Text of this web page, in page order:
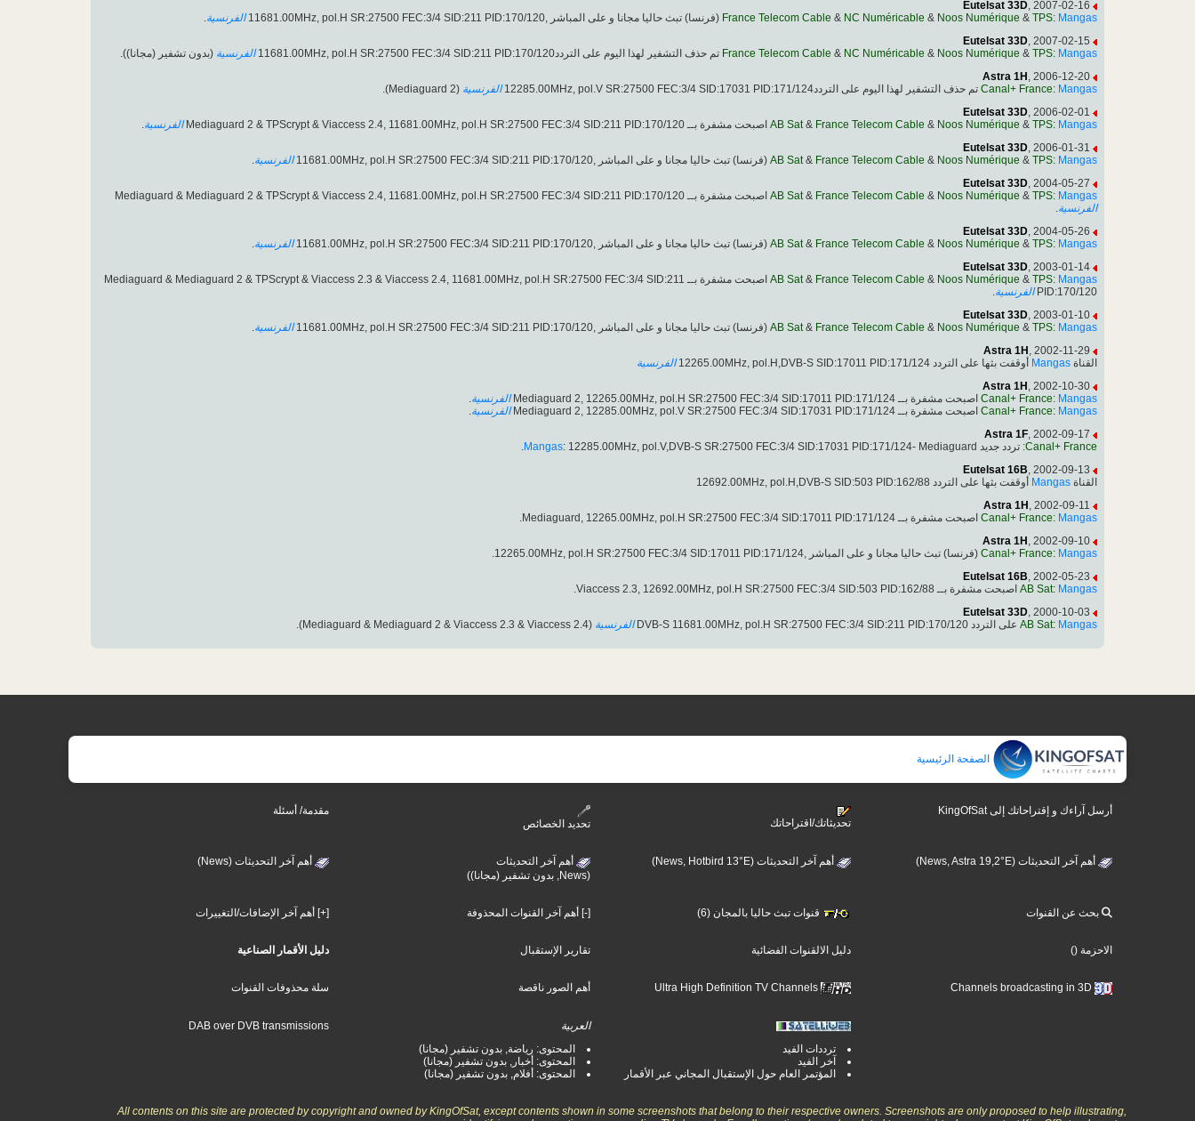
Eutelsat 33D, 2007-02-16
France Telecom Cable & NC Numéricable & Noos Numérique & TPS: Mangas (فرنسا) تبث حاليا مجانا و على المباشر ,11681.00MHz, pol.H SR:27500 FEC:3/4 SID:211 PID:170/120 الفرنسية.
Eutelsat 33D, 2007-02-15
France Telecom Cable & NC Numéricable & Noos Numérique & TPS: Mangas تم حذف التشفير لهذا اليوم على التردد11681.00MHz, pol.H SR:27500 FEC:3/4 SID:211 PID:170/120 الفرنسية (بدون تشفير (مجانا)).
Astra 1H , 2006-12-20
Canal+ France: Mangas تم حذف التشفير لهذا اليوم على التردد12285.00MHz, pol.V SR:27500 FEC:3/4 SID:17031 PID:171/124 الفرنسية (Mediaguard 2).
Eutelsat 33D, 2006-02-01
AB Sat& France Telecom Cable & Noos Numérique & TPS: Mangas اصبحت مشفرة بــ Mediaguard 2 & TPScrypt & Viaccess 2.4, 11681.00MHz, pol.H SR:27500 FEC:3/4 SID:211 PID:170/120 الفرنسية.
Eutelsat 33D, 2006-01-31
AB Sat& France Telecom Cable & Noos Numérique & TPS: Mangas (فرنسا) تبث حاليا مجانا و على المباشر ,11681.00MHz, pol.H SR:27500 FEC:3/4 SID:211 PID:170/120 الفرنسية.
Eutelsat 33D, 2004-05-27
AB Sat& France Telecom Cable & Noos Numérique & TPS: Mangas
اصبحت مشفرة بــ Mediaguard & Mediaguard 2 & TPScrypt & Viaccess 2.4, 11681.00MHz, pol.H SR:27500 FEC:3/4 SID:211 PID:170/120
الفرنسية.
Eutelsat 33D, 2004-05-26
AB Sat& France Telecom Cable & Noos Numérique & TPS: Mangas (فرنسا) تبث حاليا مجانا و على المباشر ,11681.00MHz, pol.H SR:27500 FEC:3/4 SID:211 PID:170/120 الفرنسية.
Eutelsat 33D, 2003-01-14
AB Sat& France Telecom Cable & Noos Numérique & TPS: Mangas
اصبحت مشفرة بــ Mediaguard & Mediaguard 2 & TPScrypt & Viaccess 2.3 & Viaccess 2.4, 11681.00MHz, pol.H SR:27500 FEC:3/4 SID:211
PID:170/120 الفرنسية.
Eutelsat 33D, 2003-01-10
AB Sat& France Telecom Cable & Noos Numérique & TPS: Mangas (فرنسا) تبث حاليا مجانا و على المباشر ,11681.00MHz, pol.H SR:27500 FEC:3/4 SID:211 PID:170/120 الفرنسية.
Astra 1H , 2002-11-29
القناة Mangas أوقفت بثها على التردد 12265.00MHz, pol.H,DVB-S SID:17011 PID:171/124
الفرنسية
Astra 1H , 2002-10-30
Canal+ France: Mangas اصبحت مشفرة بــ Mediaguard 2, 12265.00MHz, pol.H SR:27500 FEC:3/4 SID:17011 PID:171/124 الفرنسية.
Canal+ France: Mangas اصبحت مشفرة بــ Mediaguard 2, 12285.00MHz, pol.V SR:27500 FEC:3/4 SID:17031 PID:171/124 الفرنسية.
Astra 1F, 2002-09-17
Canal+ France: تردد جديد Mangas: 12285.00MHz, pol.V,DVB-S SR:27500 FEC:3/4 SID:17031 PID:171/124- Mediaguard.
Eutelsat 16B, 2002-09-13
القناة Mangas
أوقفت بثها على التردد 12692.00MHz, pol.H,DVB-S SID:503 PID:162/88
Astra 1H , 2002-09-11
Canal+ France: Mangas
اصبحت مشفرة بــ Mediaguard, 12265.00MHz, pol.H SR:27500 FEC:3/4 SID:17011 PID:171/124.
Astra 1H , 2002-09-10
Canal+ France: Mangas
(فرنسا) تبث حاليا مجانا و على المباشر ,12265.00MHz, pol.H SR:27500 FEC:3/4 SID:17011 PID:171/124.
Eutelsat 16B, 2002-05-23
AB Sat: Mangas
اصبحت مشفرة بــ Viaccess 2.3, 12692.00MHz, pol.H SR:27500 FEC:3/4 SID:503 PID:162/88.
Eutelsat 33D, 2000-10-03
AB Sat: Mangas على التردد DVB-S 11681.00MHz, pol.H SR:27500 FEC:3/4 SID:211 PID:170/120 الفرنسية (Mediaguard & Mediaguard 2 & Viaccess 2.3 & Viaccess 2.4).
الصفحة الرئيسية
مقدمة/ أسئلة
تحديد الخصائص
تحديثاتك/اقتراحاتك
أرسل آراءك و إقتراحاتك إلى KingOfSat
أهم آخر التحديثات (News)
أهم آخر التحديثات
(News, بدون تشفير (مجانا))
أهم آخر التحديثات (News, Hotbird 13°E) أهم آخر التحديثات (News, Astra 19,2°E)
[+] أهم آخر الإضافات/التغييرات [-] أهم آخر القنوات المحذوفة قنوات تبث حاليا بالمجان (6) بحث عن القنوات
دليل الأقمار الصناعية تقارير الإستقبال دليل الالقنوات الفضائية الاحزمة ()
سلة محذوفات القنوات أهم الصور ناقصة Ultra High Definition TV Channels
DAB over DVB transmissions
العربية
المحتوى: رياضة, بدون تشفير (مجانا)
المحتوى: أخبار, بدون تشفير (مجانا)
المحتوى: أفلام, بدون تشفير (مجانا)
ترددات الفيد
آخر الفيد
المؤتمر العام حول الإستقبال المجاني عبر الأقمار
All contents on this site are protected by copyright and owned by KingOfSat, except contents shown in some screenshots that belong to their respective owners. Screenshots are only proposed to help illustrating,